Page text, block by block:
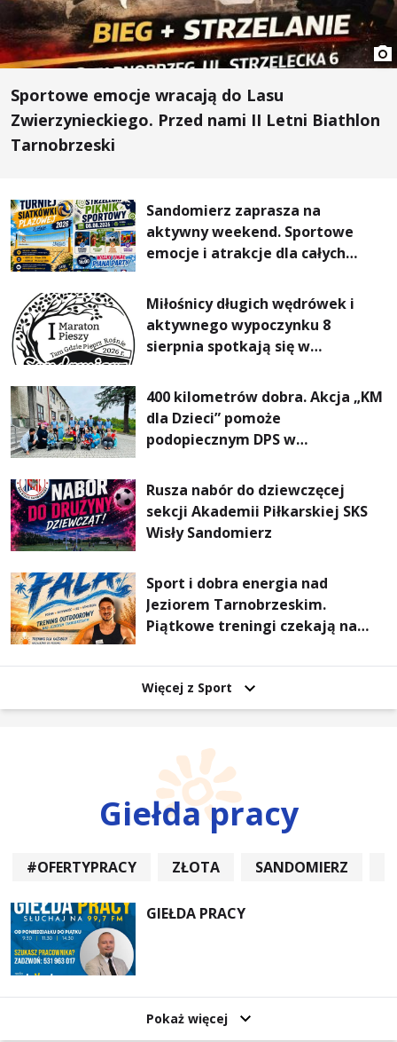
Sportowe emocje wracają do Lasu
Zwierzynieckiego. Przed nami II Letni Biathlon
Tarnobrzeski
Sandomierz zaprasza na
aktywny weekend. Sportowe
emocje i atrakcje dla całych
Miłośnicy długich wędrówek i
aktywnego wypoczynku 8
sierpnia spotkają się w
Pieszym „Tam Gdzie Pieprz
Rośnie”
400 kilometrów dobra. Akcja „KM
dla Dzieci” pomoże
podopiecznym DPS w
Rusza nabór do dziewczęcej
sekcji Akademii Piłkarskiej SKS
Wisły Sandomierz
Sport i dobra energia nad
Jeziorem Tarnobrzeskim.
Piątkowe treningi czekają na
Więcej z Sport
Giełda pracy
#OFERTYPRACY ZŁOTA SANDOMIERZ
GIEŁDA PRACY
Pokaż więcej